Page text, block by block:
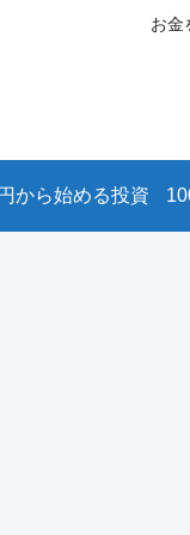
お金
から始める投資